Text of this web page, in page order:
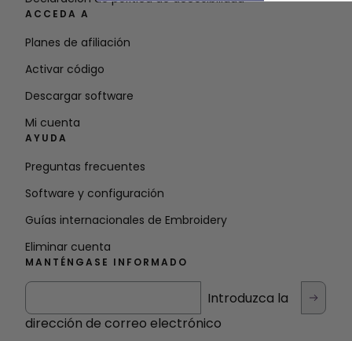
ACCEDA A
Planes de afiliación
Activar código
Descargar software
Mi cuenta
AYUDA
Preguntas frecuentes
Software y configuración
Guías internacionales de Embroidery
Eliminar cuenta
MANTÉNGASE INFORMADO
Introduzca la
dirección de correo electrónico